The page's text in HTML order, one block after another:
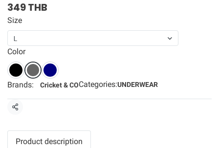
349 THB
Size
L
Color
Brands: Cricket & COCategories:UNDERWEAR
Share
Product description